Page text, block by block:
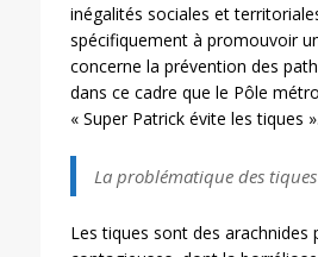
inégalités sociales et
spécifiquement à promouvoir
concerne la prévention des
dans ce cadre que le Pôle
« Super Patrick évite les tiques ».
La problématique des tiques
Les tiques sont des